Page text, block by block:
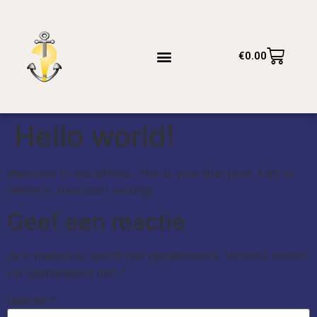
€0.00
Hello world!
Welcome to WordPress. This is your first post. Edit or
delete it, then start writing!
Geef een reactie
Je e-mailadres wordt niet gepubliceerd. Vereiste velden
zijn gemarkeerd met *
Reactie *